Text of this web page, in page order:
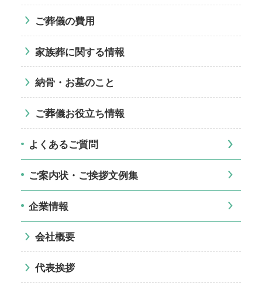
ご葬儀の費用
家族葬に関する情報
納骨・お墓のこと
ご葬儀お役立ち情報
よくあるご質問
ご案内状・ご挨拶文例集
企業情報
会社概要
代表挨拶